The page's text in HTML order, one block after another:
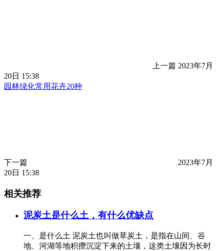
上一篇 2023年7月
20日 15:38
园林绿化常用花卉20种
下一篇
2023年7月
20日 15:38
相关推荐
泥炭土是什么土，有什么优缺点
一、是什么土 泥炭土也叫做草炭土，是指在山间、谷
地、河湖等地积攒沉淀下来的土壤，这类土壤因为长时